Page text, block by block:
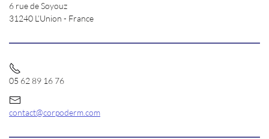
6 rue de Soyouz
31240 L’Union - France
05 62 89 16 76
contact@corpoderm.com